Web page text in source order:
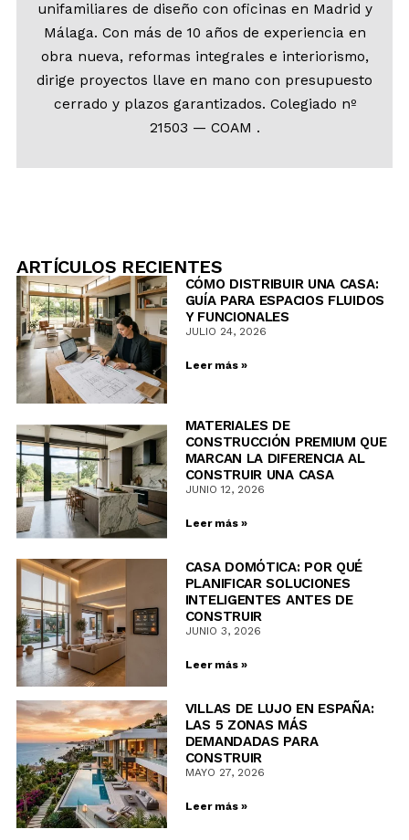
unifamiliares de diseño con oficinas en Madrid y
Málaga. Con más de 10 años de experiencia en
obra nueva, reformas integrales e interiorismo,
dirige proyectos llave en mano con presupuesto
cerrado y plazos garantizados. Colegiado nº
21503 — COAM .
ARTÍCULOS RECIENTES
CÓMO DISTRIBUIR UNA CASA:
GUÍA PARA ESPACIOS FLUIDOS
Y FUNCIONALES
JULIO 24, 2026
Leer más »
MATERIALES DE
CONSTRUCCIÓN PREMIUM QUE
MARCAN LA DIFERENCIA AL
CONSTRUIR UNA CASA
JUNIO 12, 2026
Leer más »
CASA DOMÓTICA: POR QUÉ
PLANIFICAR SOLUCIONES
INTELIGENTES ANTES DE
CONSTRUIR
JUNIO 3, 2026
Leer más »
VILLAS DE LUJO EN ESPAÑA:
LAS 5 ZONAS MÁS
DEMANDADAS PARA
CONSTRUIR
MAYO 27, 2026
Leer más »